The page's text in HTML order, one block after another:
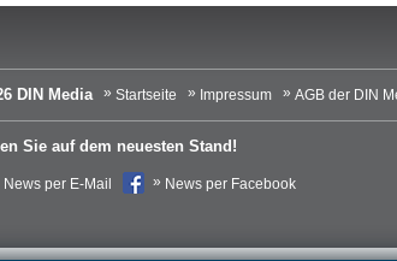
DIN Media Startseite Impressum AGB der DIN
Sie auf dem neuesten Stand!
News per E-Mail News per Facebook